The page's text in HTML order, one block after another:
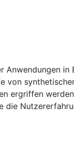
in
von
ergriffen
die